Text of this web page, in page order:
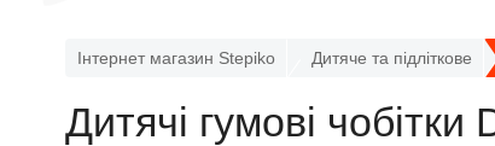
Інтернет магазин Stepiko Дитяче та підліткове
Дитячі гумові